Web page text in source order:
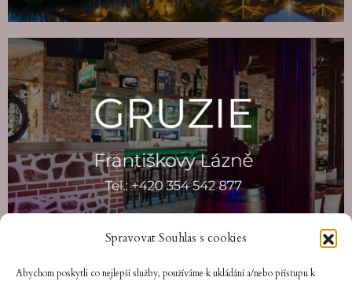
Spravovat Souhlas s cookies
Abychom poskytli co nejlepší služby, používáme k ukládání a/nebo přístupu k